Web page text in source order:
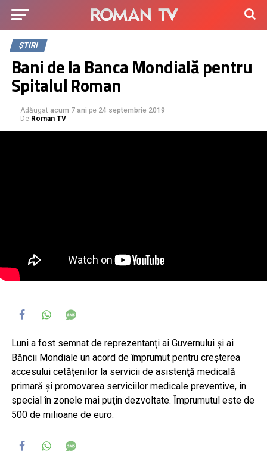
ȘTIRI
Bani de la Banca Mondială pentru
Spitalul Roman
Adăugat acum 7 ani pe 24 septembrie 2019
De Roman TV
Luni a fost semnat de reprezentanți ai Guvernului și ai
Băncii Mondiale un acord de împrumut pentru creșterea
accesului cetăţenilor la servicii de asistenţă medicală
primară şi promovarea serviciilor medicale preventive, în
special în zonele mai puţin dezvoltate. Împrumutul este de
500 de milioane de euro.